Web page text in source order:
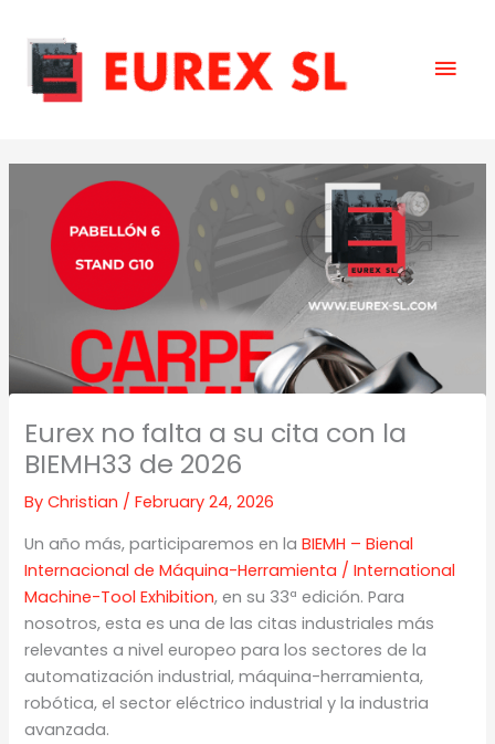
content
Eurex no falta a su cita con la
BIEMH33 de 2026
ByChristian /February 24, 2026
Un año más, participaremos en laBIEMH – Bienal
Internacional de Máquina-Herramienta / International
Machine-Tool Exhibition, en su 33ª edición. Para
nosotros, esta es una de las citas industriales más
relevantes a nivel europeo para los sectores de la
automatización industrial, máquina-herramienta,
robótica, el sector eléctrico industrial y la industria
avanzada.